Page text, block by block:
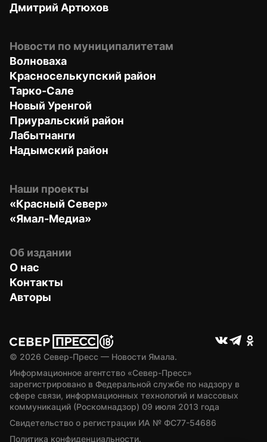
Дмитрий Артюхов
Новости по муниципалитетам
Волноваха
Красноселькупский район
Тарко-Сале
Новый Уренгой
Приуральский район
Лабытнанги
Надымский район
Наши проекты
«Красный Север»
«Ямал-Медиа»
Об издании
О нас
Контакты
Авторы
© 2026 Север-Пресс — Новости Ямала.
Информационное агентство «Север-Пресс»
зарегистрировано в Федеральной службе по надзору в
сфере связи, информационных технологий и массовых
коммуникаций (Роскомнадзор) 09 июля 2013 года
Свидетельство о регистрации ИА № ФС77-54686
Политика конфиденциальности.